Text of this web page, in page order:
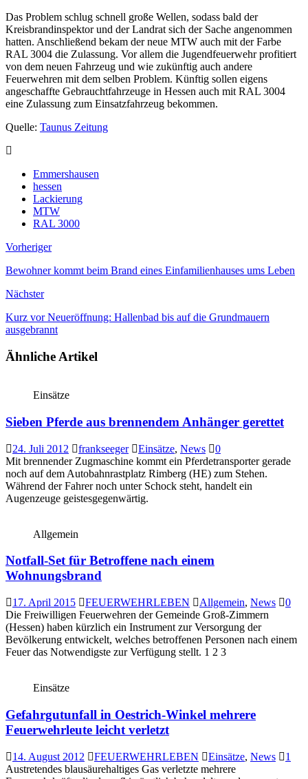
Das Problem schlug schnell große Wellen, sodass bald der
Kreisbrandinspektor und der Landrat sich der Sache angenommen
hatten. Anschließend bekam der neue MTW auch mit der Farbe
RAL 3004 die Zulassung. Vor allem die Jugendfeuerwehr profitiert
von dem neuen Fahrzeug und wie zukünftig auch andere
Feuerwehren mit dem selben Problem. Künftig sollen eigens
angeschaffte Gebrauchtfahrzeuge in Hessen auch mit RAL 3004
eine Zulassung zum Einsatzfahrzeug bekommen.
Quelle: Taunus Zeitung
Emmershausen
hessen
Lackierung
MTW
RAL 3000
Vorheriger
Bewohner kommt beim Brand eines Einfamilienhauses ums Leben
Nächster
Kurz vor Neueröffnung: Hallenbad bis auf die Grundmauern
ausgebrannt
Ähnliche Artikel
Einsätze
Sieben Pferde aus brennendem Anhänger gerettet
24. Juli 2012 frankseeger Einsätze, News
0
Mit brennender Zugmaschine kommt ein Pferdetransporter gerade
noch auf dem Autobahnrastplatz Rimberg (HE) zum Stehen.
Während der Fahrer noch unter Schock steht, handelt ein
Augenzeuge geistesgegenwärtig.
Allgemein
Notfall-Set für Betroffene nach einem
Wohnungsbrand
17. April 2015 FEUERWEHRLEBEN Allgemein, News
0
Die Freiwilligen Feuerwehren der Gemeinde Groß-Zimmern
(Hessen) haben kürzlich ein Instrument zur Versorgung der
Bevölkerung entwickelt, welches betroffenen Personen nach einem
Feuer das Notwendigste zur Verfügung stellt. 1 2 3
Einsätze
Gefahrgutunfall in Oestrich-Winkel mehrere
Feuerwehrleute leicht verletzt
14. August 2012 FEUERWEHRLEBEN Einsätze, News
1
Austretendes blausäurehaltiges Gas verletzte mehrere